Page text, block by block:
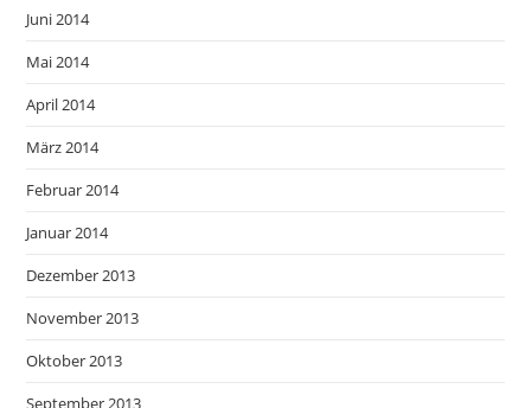
Juni 2014
Mai 2014
April 2014
März 2014
Februar 2014
Januar 2014
Dezember 2013
November 2013
Oktober 2013
September 2013